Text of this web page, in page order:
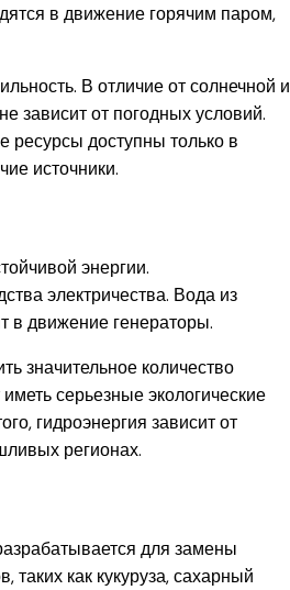
в движение горячим паром,
В отличие от солнечной и
зависит от погодных условий.
ресурсы доступны только в
источники.
энергии.
электричества. Вода из
в движение генераторы.
значительное количество
серьезные экологические
гидроэнергия зависит от
регионах.
для замены
таких как кукуруза, сахарный